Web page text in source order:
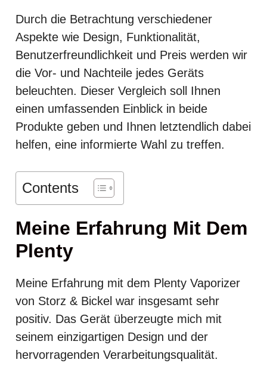
Durch die Betrachtung verschiedener
Aspekte wie Design, Funktionalität,
Benutzerfreundlichkeit und Preis werden wir
die Vor- und Nachteile jedes Geräts
beleuchten. Dieser Vergleich soll Ihnen
einen umfassenden Einblick in beide
Produkte geben und Ihnen letztendlich dabei
helfen, eine informierte Wahl zu treffen.
Contents
Meine Erfahrung Mit Dem
Plenty
Meine Erfahrung mit dem Plenty Vaporizer
von Storz & Bickel war insgesamt sehr
positiv. Das Gerät überzeugte mich mit
seinem einzigartigen Design und der
hervorragenden Verarbeitungsqualität.